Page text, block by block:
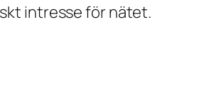
intresse för nätet.